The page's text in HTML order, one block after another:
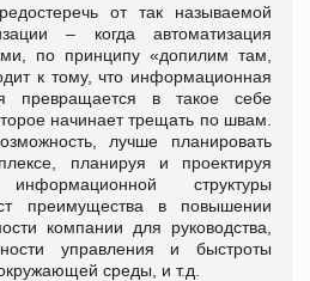
от так называемой
– когда автоматизация
по принципу «допилим там,
к тому, что информационная
превращается в такое себе
начинает трещать по швам.
лучше планировать
планируя и проектируя
структуры
преимущества в повышении
компании для руководства,
управления и быстроты
среды, и т.д.